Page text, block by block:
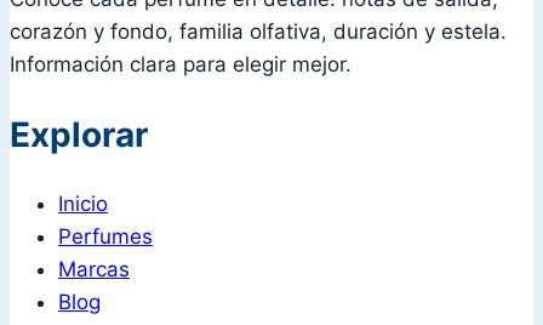
corazón y fondo, familia olfativa, duración y estela.
Información clara para elegir mejor.
Explorar
Inicio
Perfumes
Marcas
Blog